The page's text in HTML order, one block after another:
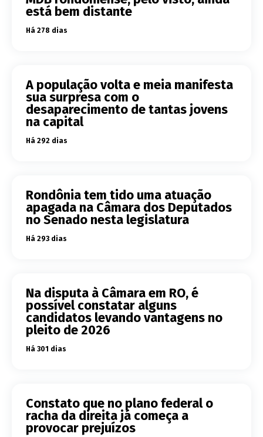
está bem distante
Há 278 dias
A população volta e meia manifesta
sua surpresa com o
desaparecimento de tantas jovens
na capital
Há 292 dias
Rondônia tem tido uma atuação
apagada na Câmara dos Deputados
no Senado nesta legislatura
Há 293 dias
Na disputa à Câmara em RO, é
possível constatar alguns
candidatos levando vantagens no
pleito de 2026
Há 301 dias
Constato que no plano federal o
racha da direita já começa a
provocar prejuízos